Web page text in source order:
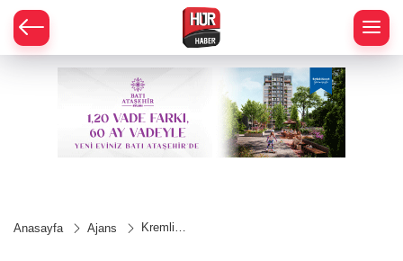
Anasayfa Ajans
Kremlin: